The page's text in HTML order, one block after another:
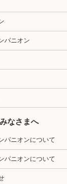
パニオン
なさまへ
パニオンについて
パニオンについて